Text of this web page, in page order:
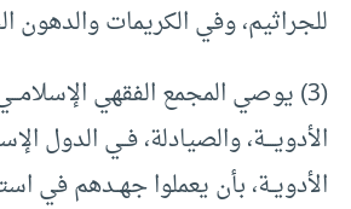
للجراثيم، وفي الكريمات والدهون
(3) يوصي المجمع الفقهي
الأدويــــة، والصيادلة، فــي الدول
الأدويــة، بأن يعملوا جهــدهم في